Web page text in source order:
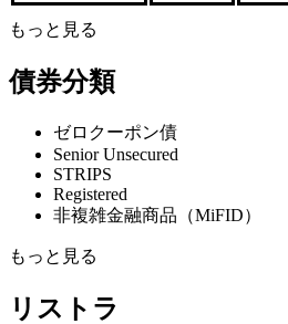
もっと見る
債券分類
ゼロクーポン債
Senior Unsecured
STRIPS
Registered
非複雑金融商品（MiFID）
もっと見る
リストラ